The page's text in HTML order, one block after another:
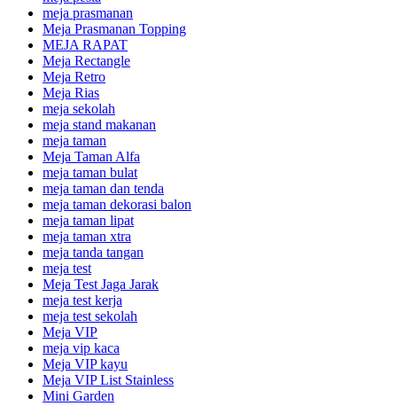
meja prasmanan
Meja Prasmanan Topping
MEJA RAPAT
Meja Rectangle
Meja Retro
Meja Rias
meja sekolah
meja stand makanan
meja taman
Meja Taman Alfa
meja taman bulat
meja taman dan tenda
meja taman dekorasi balon
meja taman lipat
meja taman xtra
meja tanda tangan
meja test
Meja Test Jaga Jarak
meja test kerja
meja test sekolah
Meja VIP
meja vip kaca
Meja VIP kayu
Meja VIP List Stainless
Mini Garden